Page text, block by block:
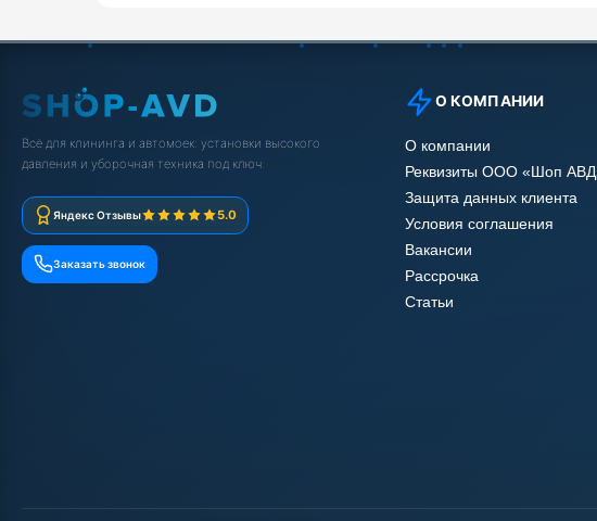
Всё для клининга и автомоек: установки высокого
давления и уборочная техника под ключ.
Яндекс Отзывы 5.0
Заказать звонок
О КОМПАНИИ
О компании
Реквизиты ООО «Шоп
Защита данных клиента
Условия соглашения
Вакансии
Рассрочка
Статьи